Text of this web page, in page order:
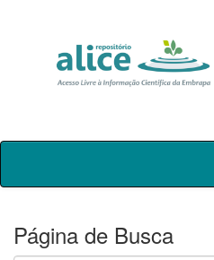
Skip
Página de Busca